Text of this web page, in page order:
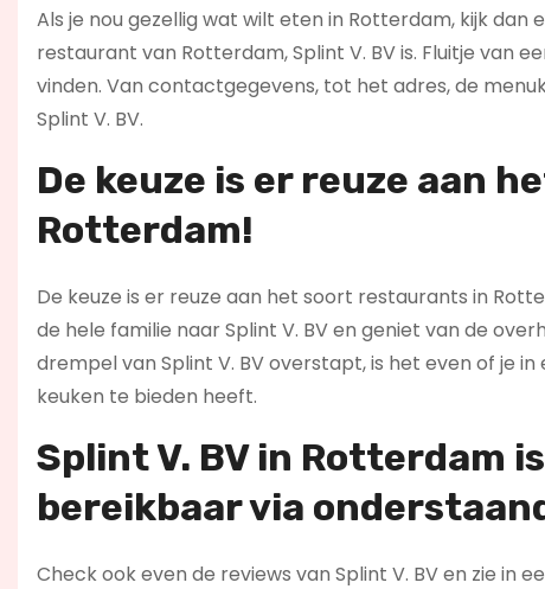
Als je nou gezellig wat wilt eten in Rotterdam, kijk
restaurant van Rotterdam, Splint V. BV is. Fluitje van
vinden. Van contactgegevens, tot het adres, de
Splint V. BV.
De keuze is er reuze aan
Rotterdam!
De keuze is er reuze aan het soort restaurants in
de hele familie naar Splint V. BV en geniet van de
drempel van Splint V. BV overstapt, is het even of je
keuken te bieden heeft.
Splint V. BV in Rotterdam is
bereikbaar via
Check ook even de reviews van Splint V. BV en zie in